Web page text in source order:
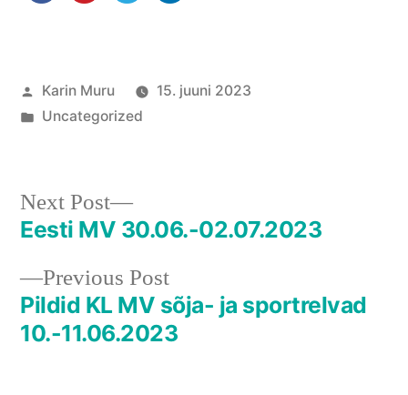
Posted
by
Karin Muru
15. juuni 2023
Posted
Uncategorized
Navigeerimine
Previous PostPrevious
post:
Pildid KL MV sõja- ja sportrelvad
10.-11.06.2023
Next Post
Next
post:
Eesti MV 30.06.-02.07.2023